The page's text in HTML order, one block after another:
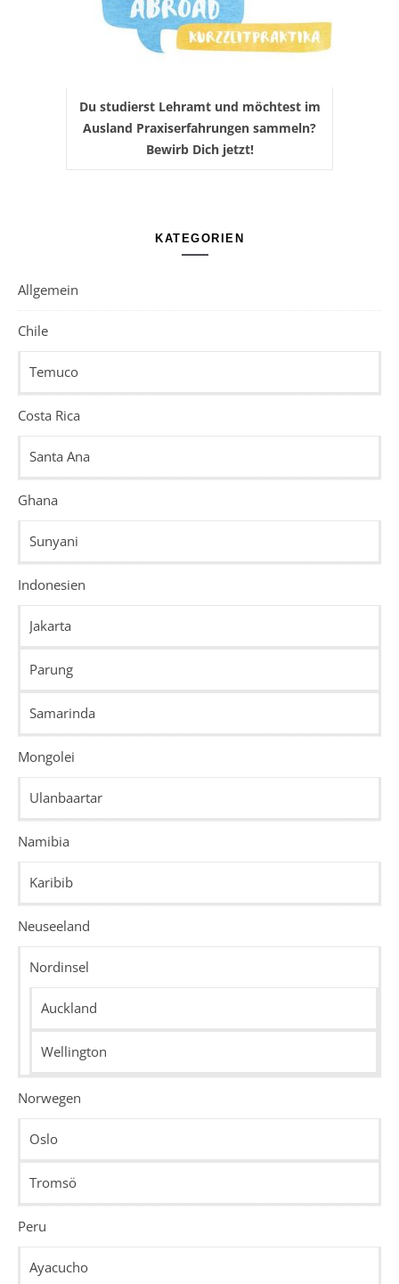
Du studierst Lehramt und möchtest im
Ausland Praxiserfahrungen sammeln?
Bewirb Dich jetzt!
KATEGORIEN
Allgemein
Chile
Temuco
Costa Rica
Santa Ana
Ghana
Sunyani
Indonesien
Jakarta
Parung
Samarinda
Mongolei
Ulanbaartar
Namibia
Karibib
Neuseeland
Nordinsel
Auckland
Wellington
Norwegen
Oslo
Tromsö
Peru
Ayacucho